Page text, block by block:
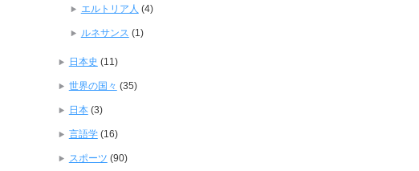
エルトリア人 (4)
ルネサンス (1)
日本史 (11)
世界の国々 (35)
日本(3)
言語学(16)
スポーツ (90)